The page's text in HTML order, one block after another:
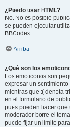
¿Puedo usar HTML?
No. No es posible
se pueden ejecutar
BBCodes.
Arriba
¿Qué son los
Los emoticonos son
expresar un
mientras que :( denota
en el formulario de
pues pueden hacer que
moderador borre el
puede fijar un límite